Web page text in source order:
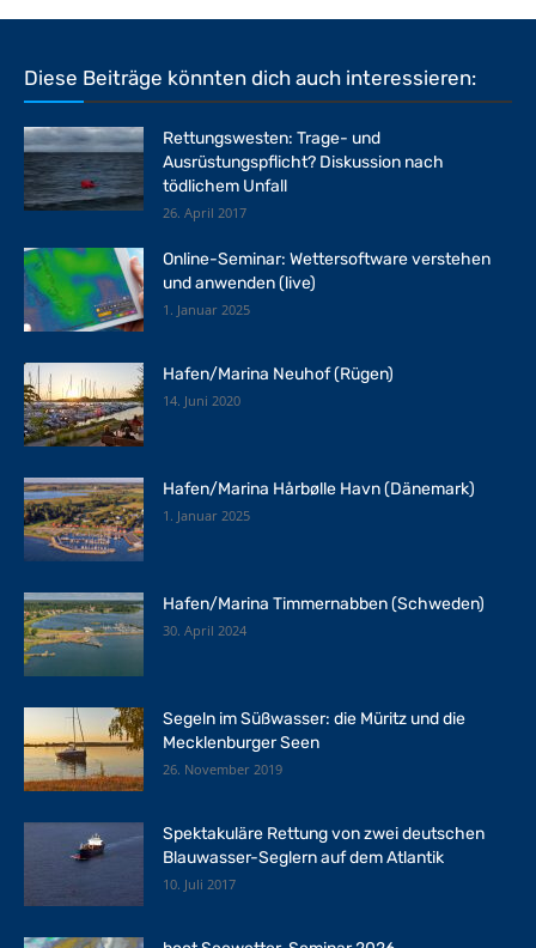
Diese Beiträge könnten dich auch interessieren:
Rettungswesten: Trage- und
Ausrüstungspflicht? Diskussion nach
tödlichem Unfall
26. April 2017
Online-Seminar: Wettersoftware verstehen
und anwenden (live)
1. Januar 2025
Hafen/Marina Neuhof (Rügen)
14. Juni 2020
Hafen/Marina Hårbølle Havn (Dänemark)
1. Januar 2025
Hafen/Marina Timmernabben (Schweden)
30. April 2024
Segeln im Süßwasser: die Müritz und die
Mecklenburger Seen
26. November 2019
Spektakuläre Rettung von zwei deutschen
Blauwasser-Seglern auf dem Atlantik
10. Juli 2017